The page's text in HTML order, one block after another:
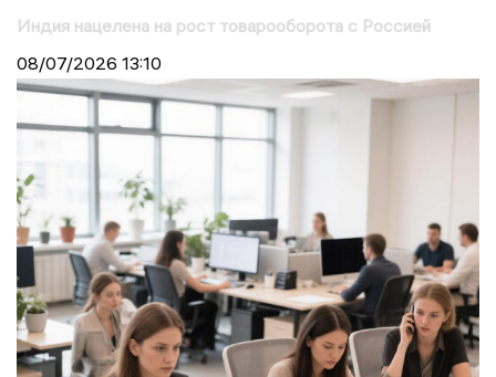
Индия нацелена на рост товарооборота с Россией
08/07/2026 13:10